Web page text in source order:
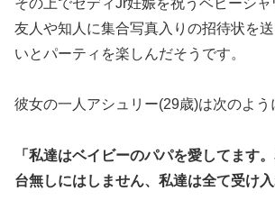
友人や知人に集合写真入りの招待状を
いとパーティを楽しんだそうです。
彼女の一人アシュリー(29歳)は次のよう
「私達はベイビーのパパを愛してます
台無しにはしません、私達は全て受け入